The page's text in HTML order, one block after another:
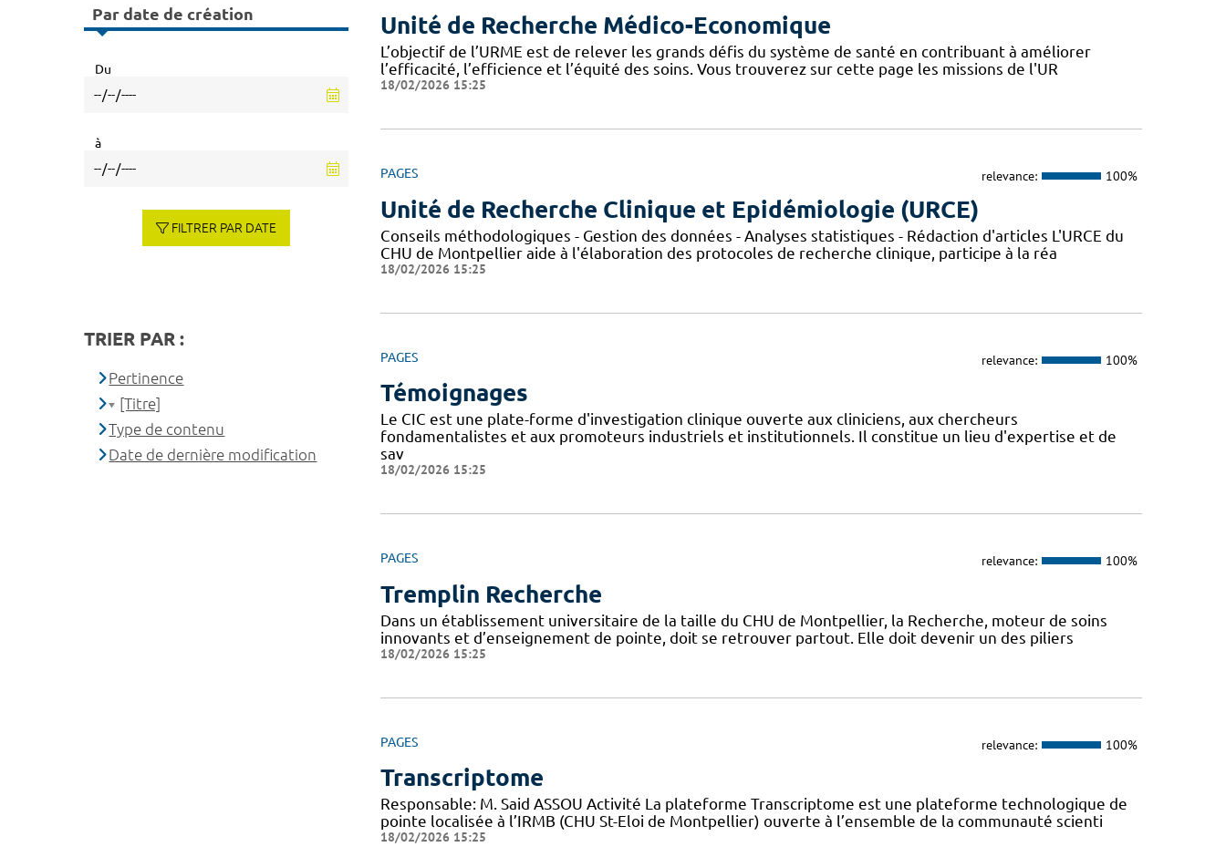
Unité de Recherche Médico-Economique
L’objectif de l’URME est de relever les grands défis du système de santé en contribuant à améliorer
l’efficacité, l’efficience et l’équité des soins. Vous trouverez sur cette page les missions de l'UR
18/02/2026 15:25
PAGES relevance: 100%
Unité de Recherche Clinique et Epidémiologie (URCE)
Conseils méthodologiques - Gestion des données - Analyses statistiques - Rédaction d'articles L'URCE du
CHU de Montpellier aide à l'élaboration des protocoles de recherche clinique, participe à la réa
18/02/2026 15:25
PAGES relevance: 100%
Témoignages
Le CIC est une plate-forme d'investigation clinique ouverte aux cliniciens, aux chercheurs
fondamentalistes et aux promoteurs industriels et institutionnels. Il constitue un lieu d'expertise et de
sav
18/02/2026 15:25
PAGES relevance: 100%
Tremplin Recherche
Dans un établissement universitaire de la taille du CHU de Montpellier, la Recherche, moteur de soins
innovants et d’enseignement de pointe, doit se retrouver partout. Elle doit devenir un des piliers
18/02/2026 15:25
PAGES relevance: 100%
Transcriptome
Responsable: M. Said ASSOU Activité La plateforme Transcriptome est une plateforme technologique de
pointe localisée à l’IRMB (CHU St-Eloi de Montpellier) ouverte à l’ensemble de la communauté scienti
18/02/2026 15:25
Par date de création
Du
à
FILTRER PAR DATE
TRIER PAR :
Pertinence
[Titre]
Type de contenu
Date de dernière modification